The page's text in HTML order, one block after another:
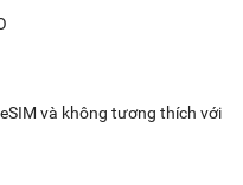
và không tương thích với